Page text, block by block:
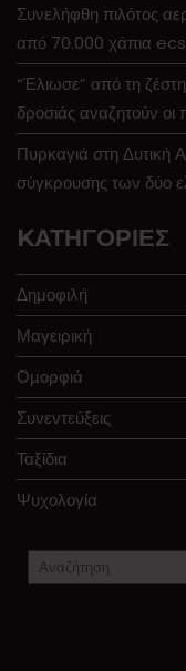
Συνελήφθη πιλότος
από 70.000 χάπια
“Έλιωσε” από τη
δροσιάς αναζητούν οι
Πυρκαγιά στη Δυτική
σύγκρουσης των δύο
KΑΤΗΓΟΡΊΕΣ
Δημοφιλή
Μαγειρική
Ομορφιά
Συνεντεύξεις
Ταξίδια
Ψυχολογία